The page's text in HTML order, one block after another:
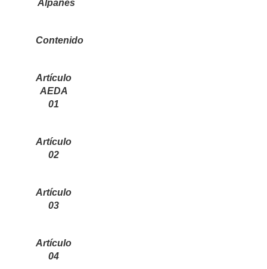
Alpañés
Contenido
Artículo
AEDA
01
Artículo
02
Artículo
03
Artículo
04